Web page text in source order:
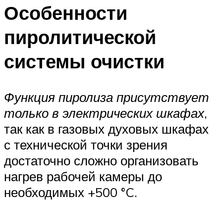
Особенности
пиролитической
системы очистки
Функция пиролиза присутствует
только в электрических шкафах,
так как в газовых духовых шкафах
с технической точки зрения
достаточно сложно организовать
нагрев рабочей камеры до
необходимых +500 °C.